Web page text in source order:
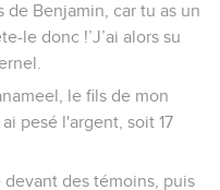
de Benjamin, car tu as un
le donc !’J’ai alors su
le fils de mon
pesé l'argent, soit 17
devant des témoins, puis